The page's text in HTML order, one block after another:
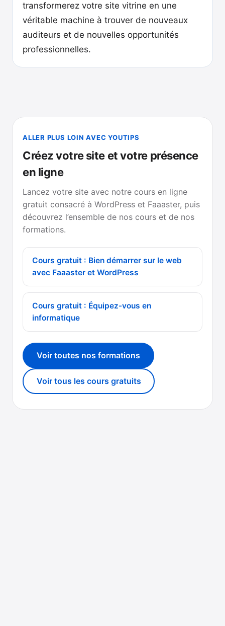
transformerez votre site vitrine en une
véritable machine à trouver de nouveaux
auditeurs et de nouvelles opportunités
professionnelles.
ALLER PLUS LOIN AVEC YOUTIPS
Créez votre site et votre présence
en ligne
Lancez votre site avec notre cours en ligne
gratuit consacré à WordPress et Faaaster, puis
découvrez l’ensemble de nos cours et de nos
formations.
Cours gratuit : Bien démarrer sur le web
avec Faaaster et WordPress
Cours gratuit : Équipez-vous en
informatique
Voir toutes nos formations
Voir tous les cours gratuits